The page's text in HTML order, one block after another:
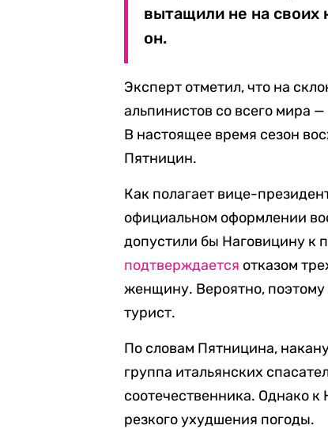
вытащили не на своих
он.
Эксперт отметил, что на
альпинистов со всего мира
В настоящее время сезон
Пятницин.
Как полагает вице-
официальном оформлении
допустили бы Наговицину к
подтверждается отказом
женщину. Вероятно, поэтому
турист.
По словам Пятницина,
группа итальянских
соотечественника. Однако к
резкого ухудшения погоды.